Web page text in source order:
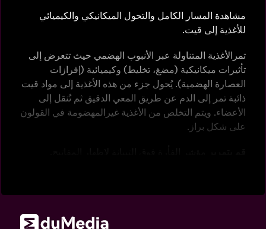
مشاهدة المسار الكامل والتحول الميكانيكي والكيميائي
للأغذية إلى قيت.
تمرالأغذية المتناولة عبر الأنبوب الهضمي حيث تتعرض إلى
تأثيرات ميكانيكية (مضغ، تخليط) وكيميائية (إفرازات
العصارة الهضمية). يُحول جزء من هذه الأغذية إلى مواد قيت
ذائبة تمر إلى الدم عن طريق المعي الدقيق ثم تُنقل إلى
الأعضاء. ويتم التخلص من الأغذية غيرالمهضومة في القولون
على شكل براز.